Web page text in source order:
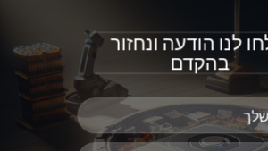
לנו הודעה ונחזור
בהקדם